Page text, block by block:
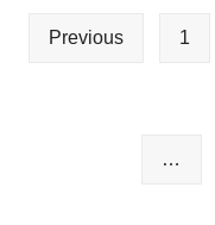
Posts
Previous 1
…